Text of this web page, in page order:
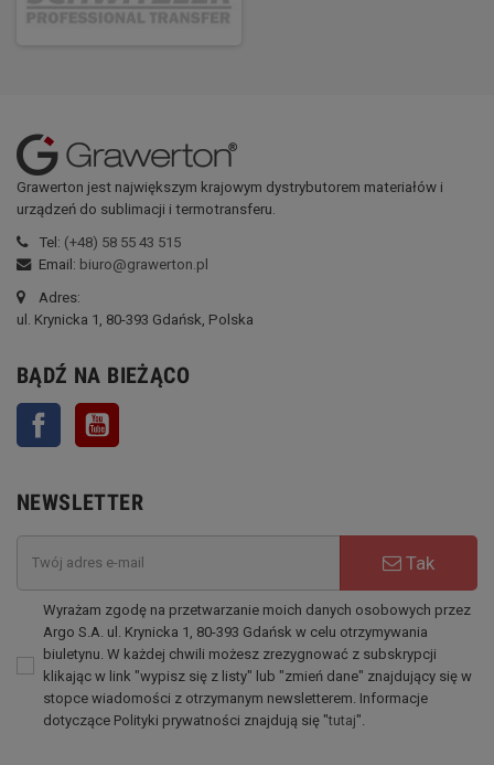
Grawerton jest największym krajowym dystrybutorem materiałów i
urządzeń do sublimacji i termotransferu.
Tel: (+48) 58 55 43 515
Email: biuro@grawerton.pl
Adres:
ul. Krynicka 1, 80-393 Gdańsk, Polska
BĄDŹ NA BIEŻĄCO
Facebook
NEWSLETTER
Tak
Wyrażam zgodę na przetwarzanie moich danych osobowych przez
Argo S.A. ul. Krynicka 1, 80-393 Gdańsk w celu otrzymywania
biuletynu. W każdej chwili możesz zrezygnować z subskrypcji
klikając w link "wypisz się z listy" lub "zmień dane" znajdujący się w
stopce wiadomości z otrzymanym newsletterem. Informacje
dotyczące Polityki prywatności znajdują się "tutaj".